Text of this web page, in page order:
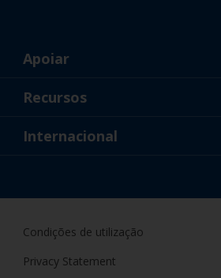
Apoiar
Sobre nós
Recursos
Noticias
Internacional
Condições de utilização
Privacy Statement